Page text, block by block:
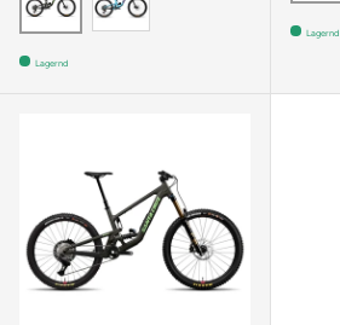
Lagernd
Lagernd